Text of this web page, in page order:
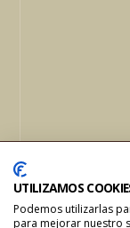
UTILIZAMOS
Podemos utilizarlas
para mejorar nuestro